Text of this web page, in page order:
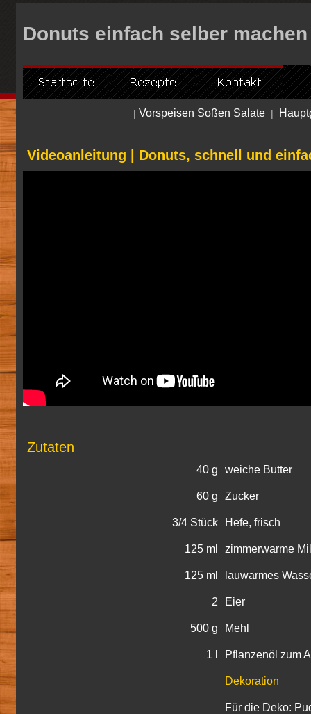
Donuts einfach selber machen
| Vorspeisen Soßen Salate|
Videoanleitung | Donuts, schnell und
Zutaten
40 g
60 g
3/4 Stück
125 ml
125 ml
2
500 g
1 l
weiche Butter
Zucker
Hefe, frisch
zimmerwarme
lauwarmes
Eier
Mehl
Pflanzenöl zum
Dekoration
Für die Deko: